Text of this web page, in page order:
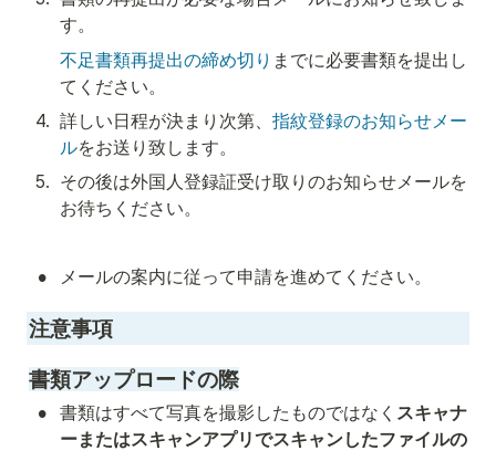
す。
不足書類再提出の締め切り までに必要書類を提出し
てください。
4. 詳しい日程が決まり次第、 指紋登録のお知らせメー
ルをお送り致します。
5. その後は外国人登録証受け取りのお知らせメールを
お待ちください。
• メールの案内に従って申請を進めてください。
注意事項
書類アップロードの際
• 書類はすべて写真を撮影したものではなく スキャナ
ーまたはスキャンアプリでスキャンしたファイルの